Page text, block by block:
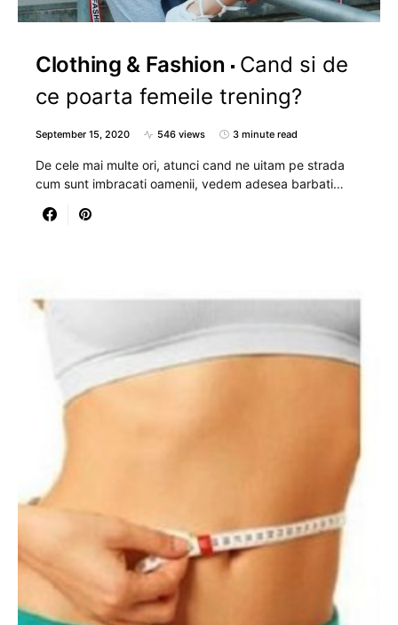
Clothing & Fashion
Cand si de
ce poarta femeile trening?
September 15, 2020 546 views 3 minute read
De cele mai multe ori, atunci cand ne uitam pe strada
cum sunt imbracati oamenii, vedem adesea barbati…